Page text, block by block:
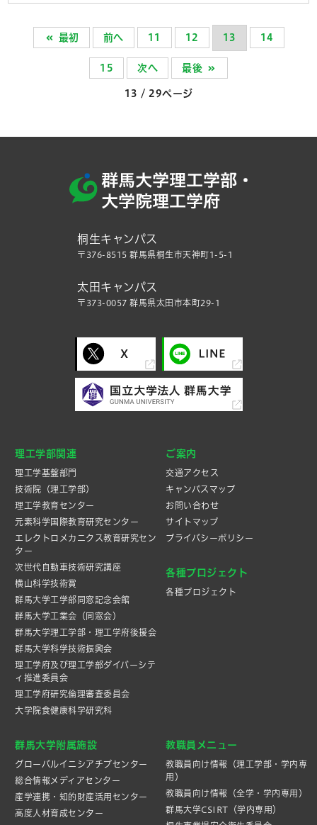
最初 前へ 11 12 13 14
15 次へ 最後
13 / 29ページ
桐生キャンパス
〒376-8515 群馬県桐生市天神町1-5-1
太田キャンパス
〒373-0057 群馬県太田市本町29-1
理工学部関連
理工学基盤部門
技術院（理工学部）
理工学教育センター
元素科学国際教育研究センター
エレクトロメカニクス教育研究セン
ター
次世代自動車技術研究講座
横山科学技術賞
群馬大学工学部同窓記念会館
群馬大学工業会（同窓会）
群馬大学理工学部・理工学府後援会
群馬大学科学技術振興会
理工学府及び理工学部ダイバーシテ
ィ推進委員会
理工学府研究倫理審査委員会
大学院食健康科学研究科
ご案内
交通アクセス
キャンパスマップ
お問い合わせ
サイトマップ
プライバシーポリシー
各種プロジェクト
各種プロジェクト
群馬大学附属施設
グローバルイニシアチブセンター
総合情報メディアセンター
産学連携・知的財産活⽤センター
高度人材育成センター
教職員メニュー
教職員向け情報（理工学部・学内専
用）
教職員向け情報（全学・学内専用）
群馬大学CSIRT（学内専用）